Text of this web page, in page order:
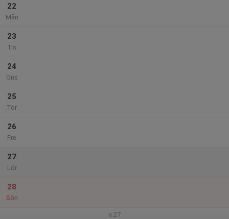
22
Mån
23
Tis
24
Ons
25
Tor
26
Fre
27
Lör
28
Sön
v.27